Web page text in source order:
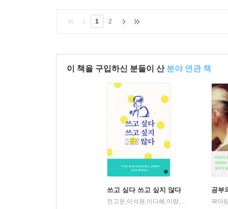
1 2
이 책을 구입하신 분들이 산 분야 연관 책
쓰고 싶다 쓰고 싶지 않다
전고운,이석원,이다혜,이랑,박정민,김종관,백세희,한은형,임대형 공저
공부
곽아